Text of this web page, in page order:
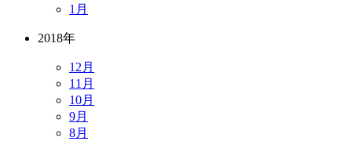
1月
2018年
12月
11月
10月
9月
8月